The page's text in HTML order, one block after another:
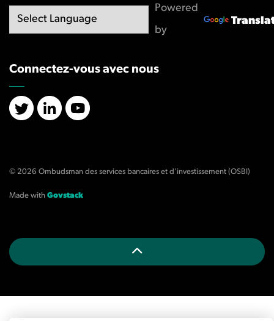
Powered
by
Connectez-vous avec nous
X/TwitterLinkedInYouTube
© 2026 Ombudsman des services bancaires et d'investissement (OSBI)
Made with Govstack